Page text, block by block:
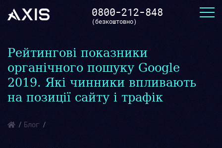
0800-212-848
(безкоштовно)
Рейтингові показники
органічного пошуку Google
2019. Які чинники впливають
на позиції сайту і трафік
Блог